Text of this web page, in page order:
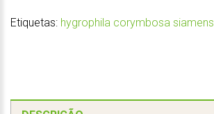
Etiquetas: hygrophila corymbosa